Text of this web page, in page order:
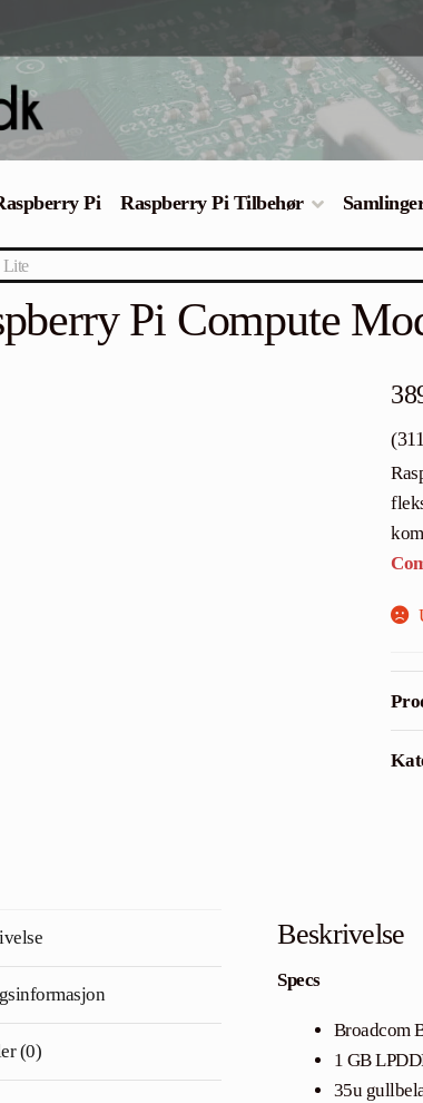
Pi Raspberry Pi Tilbehør
Lite
Pi Compute
(
(0)
Beskrivelse
Specs
Broadcom
1 GB
35u